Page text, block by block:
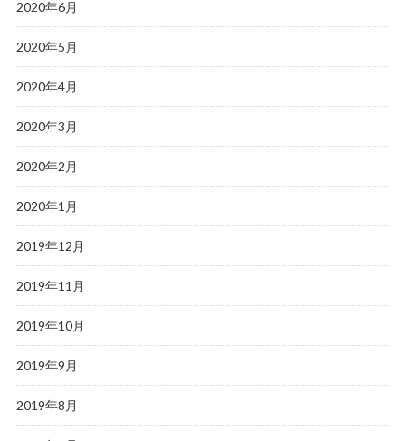
2020年6月
2020年5月
2020年4月
2020年3月
2020年2月
2020年1月
2019年12月
2019年11月
2019年10月
2019年9月
2019年8月